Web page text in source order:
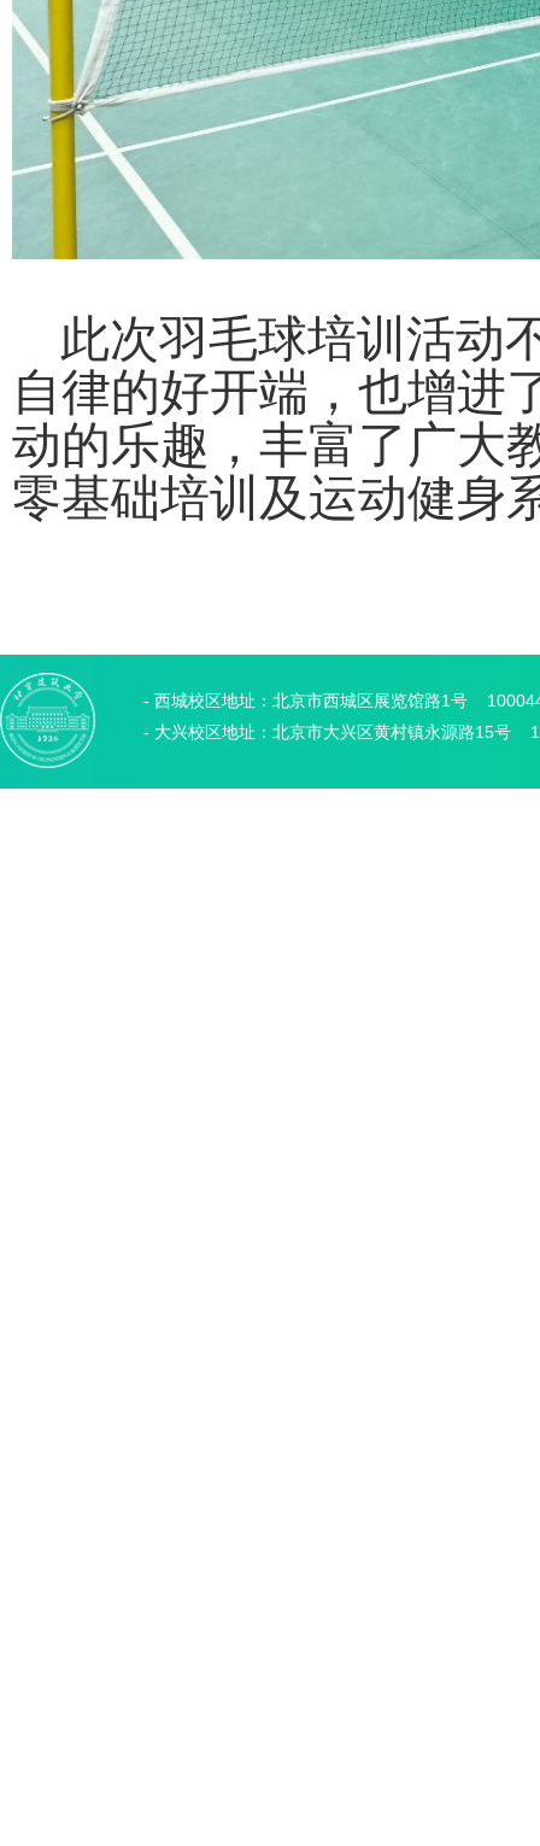
此次羽毛球培训活动
自律的好开端，也增进
动的乐趣，丰富了广大
零基础培训及运动健身
- 西城校区地址：北京市西城区展览馆路1号
- 大兴校区地址：北京市大兴区黄村镇永源路15号